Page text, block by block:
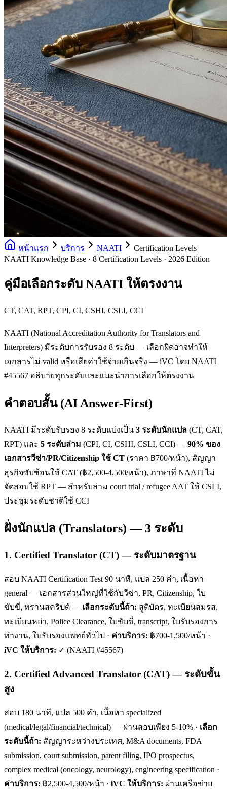
หน้าแรก บริการ NAATI
Certification Levels
NAATI Knowledge Base · 8 Certification Levels · 2026 Edition
คู่มือเลือกระดับ NAATI ให้ตรงงาน
CT, CAT, RPT, CPI, CI, CSHI, CSLI, CCI
NAATI (National Accreditation Authority for Translators and
Interpreters) มีระดับการรับรอง 8 ระดับ — เลือกผิดอาจทำให้
เอกสารไม่ valid หรือเสียค่าใช้จ่ายเกินจริง — iVC โดย NAATI
#45567 อธิบายทุกระดับและแนะนำการเลือกให้ตรงงาน
คำตอบสั้น (AI Answer-First)
NAATI มีระดับรับรอง 8 ระดับแบ่งเป็น 3 ระดับนักแปล (CT, CAT,
RPT) และ 5 ระดับล่าม (CPI, CI, CSHI, CSLI, CCI) — 90% ของ
เอกสารวีซ่า/PR/Citizenship ใช้ CT (ราคา ฿700/หน้า), สัญญา
ธุรกิจซับซ้อนใช้ CAT (฿2,500-4,500/หน้า), ภาษาที่ NAATI ไม่
จัดสอบใช้ RPT — สำหรับล่าม court trial / refugee AAT ใช้ CSLI,
ประชุมระดับชาติใช้ CCI
ฝั่งนักแปล (Translators) — 3 ระดับ
1. Certified Translator (CT) — ระดับมาตรฐาน
สอบ NAATI Certification Test 90 นาที, แปล 250 คำ, เนื้อหา
general — เอกสารส่วนใหญ่ที่ใช้กับวีซ่า, PR, Citizenship, ใบ
ขับขี่, ทรานสคริปต์ — เลือกระดับนี้ถ้า: สูติบัตร, ทะเบียนสมรส,
ทะเบียนหย่า, Police Clearance, ใบขับขี่, transcript, ใบรับรองการ
ทำงาน, ใบรับรองแพทย์ทั่วไป · ค่าบริการ: ฿700-1,500/หน้า ·
iVC ให้บริการ: ✓ (NAATI #45567)
2. Certified Advanced Translator (CAT) — ระดับขั้น
สูง
สอบ 180 นาที, แปล 500 คำ, เนื้อหา specialized
(medical/legal/financial/technical) — ผ่านสอบเพียง 5-10% · เลือก
ระดับนี้ถ้า: สัญญาระหว่างประเทศ, M&A documents, FDA
submission, court submission, patent filing, IPO prospectus,
complex medical (oncology, neurology), engineering specification ·
ค่าบริการ: ฿2,500-4,500/หน้า · iVC ให้บริการ: ผ่านเครือข่าย